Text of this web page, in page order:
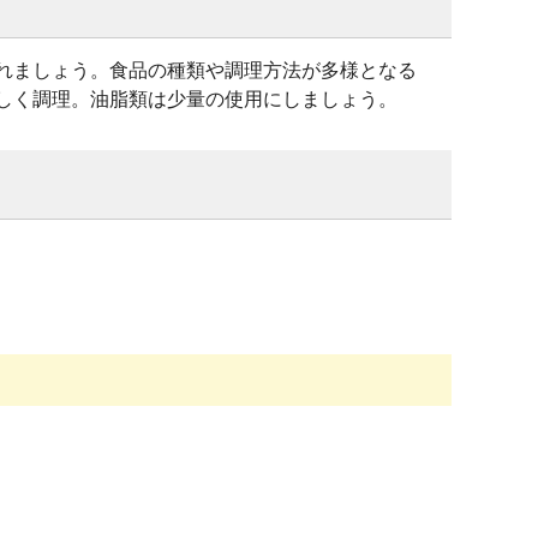
しょう。食品の種類や調理方法が多様となる
調理。油脂類は少量の使用にしましょう。